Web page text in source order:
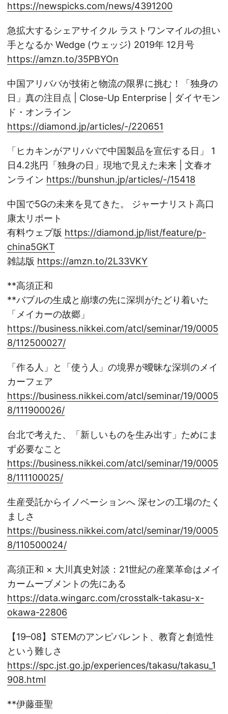
https://newspicks.com/news/4391200
急拡大するシェアサイクル ラストワンマイルの担い
手となるか Wedge (ウェッジ) 2019年 12月号
https://amzn.to/35PBYOn
中国アリババが技術と物流の限界に挑む！「独身の
日」真の注目点 | Close-Up Enterprise | ダイヤモン
ド・オンライン
https://diamond.jp/articles/-/220651
「ヒカキンがアリババで中国製品を宣伝する日」 1
日4.2兆円「独身の日」現地で見えた未来 | 文春オ
ンライン https://bunshun.jp/articles/-/15418
中国で5Gの未来を見てきた。 ジャーナリスト高口
康太リポート
有料ウェブ版 https://diamond.jp/list/feature/p-
china5GKT
雑誌版 https://amzn.to/2L33VKY
**高須正和
**バブルの生成と崩壊の先に深圳がたどり着いた
「メイカーの故郷」
https://business.nikkei.com/atcl/seminar/19/0005
8/112500027/
「作る人」と「使う人」の境界が曖昧な深圳のメイ
カーフェア
https://business.nikkei.com/atcl/seminar/19/0005
8/111900026/
台北で考えた、「新しいものを生み出す」ためにま
ず必要なこと
https://business.nikkei.com/atcl/seminar/19/0005
8/111100025/
生産受託からイノベーションへ 深センの工場のたく
ましさ
https://business.nikkei.com/atcl/seminar/19/0005
8/110500024/
高須正和 × 大川真史対談：21世紀の産業革命はメイ
カームーブメントの先にある
https://data.wingarc.com/crosstalk-takasu-x-
okawa-22806
【19–08】STEMのアンピバレント、教育と創造性
という難しさ
https://spc.jst.go.jp/experiences/takasu/takasu_1
908.html
**伊藤亜聖